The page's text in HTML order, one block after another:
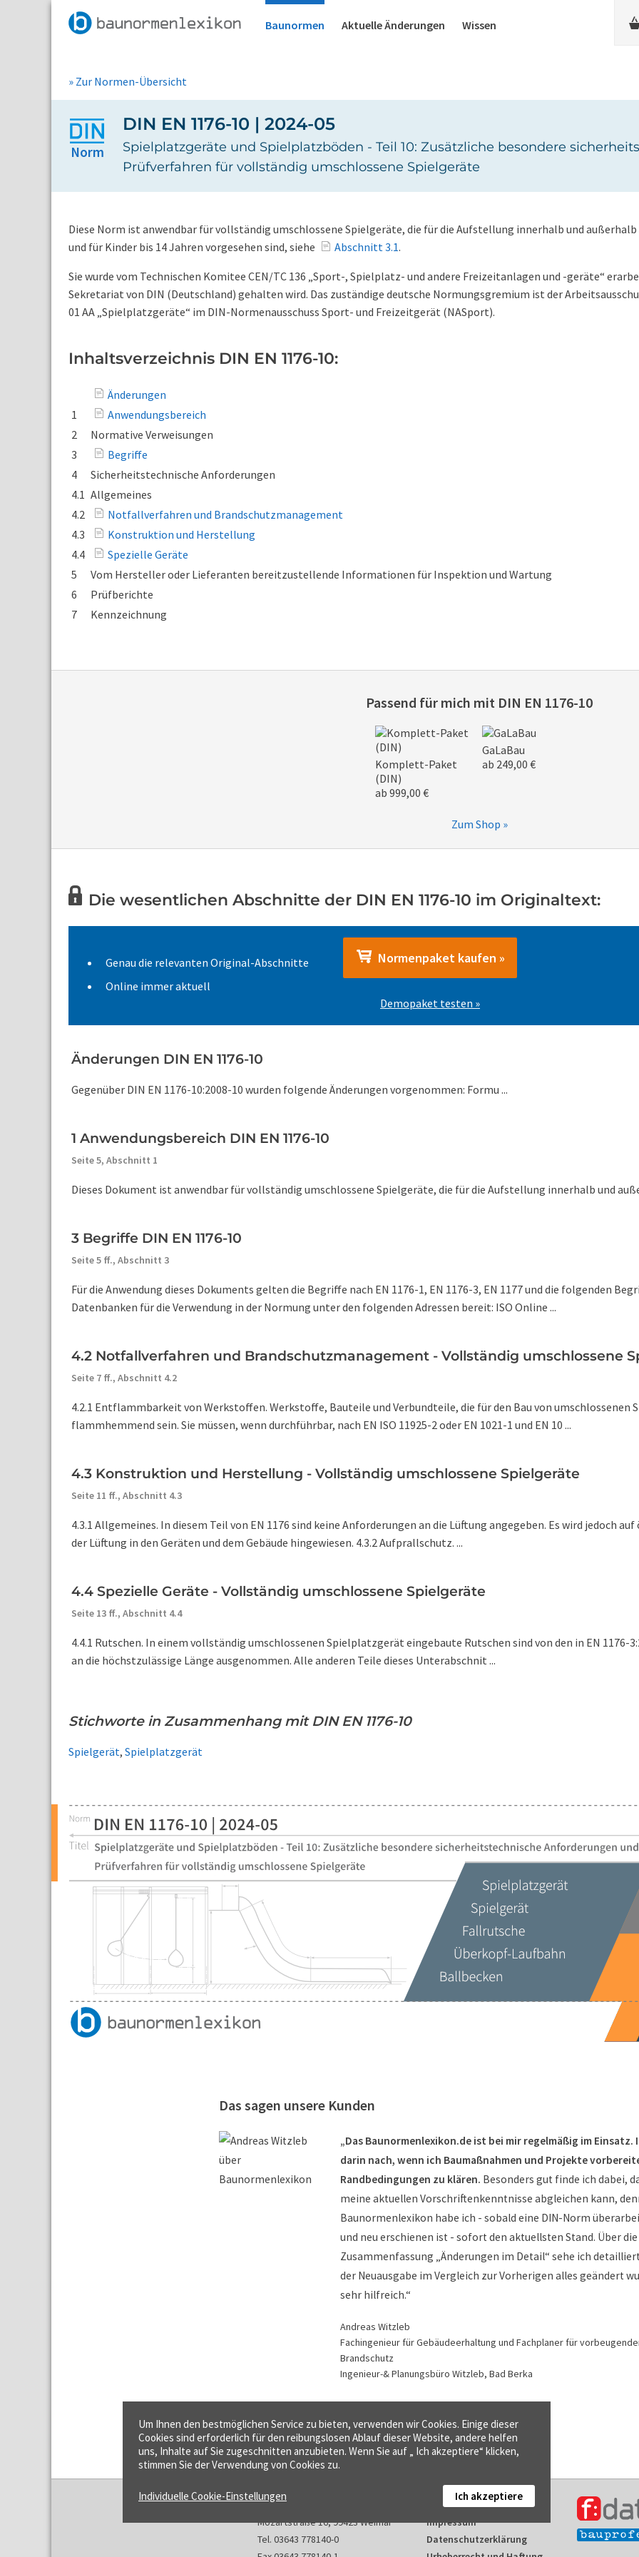
Baunormen Aktuelle Änderungen Wissen
» Zur Normen-Übersicht
Norm
DIN EN 1176-10 | 2024-05
Spielplatzgeräte und Spielplatzböden - Teil 10: Zusätzliche besondere
Prüfverfahren für vollständig umschlossene Spielgeräte
Diese Norm ist anwendbar für vollständig umschlossene Spielgeräte, die für die Aufstellung innerhalb und außerhalb
und für Kinder bis 14 Jahren vorgesehen sind, siehe
Abschnitt 3.1.
Sie wurde vom Technischen Komitee CEN/TC 136 „Sport-, Spielplatz- und andere Freizeitanlagen und -geräte“
Sekretariat von DIN (Deutschland) gehalten wird. Das zuständige deutsche Normungsgremium ist der
01 AA „Spielplatzgeräte“ im DIN-Normenausschuss Sport- und Freizeitgerät (NASport).
Inhaltsverzeichnis DIN EN 1176-10:
Änderungen
1
Anwendungsbereich
2
Normative Verweisungen
3
Begriffe
4
Sicherheitstechnische Anforderungen
4.1 Allgemeines
4.2
Notfallverfahren und Brandschutzmanagement
4.3
Konstruktion und Herstellung
4.4
Spezielle Geräte
5
Vom Hersteller oder Lieferanten bereitzustellende Informationen für Inspektion und Wartung
6
Prüfberichte
7
Kennzeichnung
Passend für mich mit DIN EN 1176-10
Komplett-Paket
(DIN)
ab 999,00 €
GaLaBau
ab 249,00 €
Zum Shop »
Die wesentlichen Abschnitte der DIN EN 1176-10 im Originaltext:
Genau die relevanten Original-Abschnitte
Online immer aktuell
Normenpaket kaufen »
Demopaket testen »
Änderungen DIN EN 1176-10
Gegenüber DIN EN 1176-10:2008-10 wurden folgende Änderungen vorgenommen: Formu ...
1 Anwendungsbereich DIN EN 1176-10
Seite 5, Abschnitt 1
Dieses Dokument ist anwendbar für vollständig umschlossene Spielgeräte, die für die Aufstellung innerhalb und
3 Begriffe DIN EN 1176-10
Seite 5 ff., Abschnitt 3
Für die Anwendung dieses Dokuments gelten die Begriffe nach EN 1176-1, EN 1176-3, EN 1177 und die folgenden
Datenbanken für die Verwendung in der Normung unter den folgenden Adressen bereit: ISO Online ...
4.2 Notfallverfahren und Brandschutzmanagement - Vollständig umschlossene
Seite 7 ff., Abschnitt 4.2
4.2.1 Entflammbarkeit von Werkstoffen. Werkstoffe, Bauteile und Verbundteile, die für den Bau von umschlossenen
flammhemmend sein. Sie müssen, wenn durchführbar, nach EN ISO 11925-2 oder EN 1021-1 und EN 10 ...
4.3 Konstruktion und Herstellung - Vollständig umschlossene Spielgeräte
Seite 11 ff., Abschnitt 4.3
4.3.1 Allgemeines. In diesem Teil von EN 1176 sind keine Anforderungen an die Lüftung angegeben. Es wird jedoch
der Lüftung in den Geräten und dem Gebäude hingewiesen. 4.3.2 Aufprallschutz. ...
4.4 Spezielle Geräte - Vollständig umschlossene Spielgeräte
Seite 13 ff., Abschnitt 4.4
4.4.1 Rutschen. In einem vollständig umschlossenen Spielplatzgerät eingebaute Rutschen sind von den in EN
an die höchstzulässige Länge ausgenommen. Alle anderen Teile dieses Unterabschnit ...
Stichworte in Zusammenhang mit DIN EN 1176-10
Spielgerät, Spielplatzgerät
Das sagen unsere Kunden
„Das Baunormenlexikon.de ist bei mir regelmäßig im Einsatz.
darin nach, wenn ich Baumaßnahmen und Projekte
Randbedingungen zu klären. Besonders gut finde ich dabei,
meine aktuellen Vorschriftenkenntnisse abgleichen kann,
Baunormenlexikon habe ich - sobald eine DIN-Norm
und neu erschienen ist - sofort den aktuellsten Stand. Über die
Zusammenfassung „Änderungen im Detail“ sehe ich
der Neuausgabe im Vergleich zur Vorherigen alles geändert
sehr hilfreich.“
Andreas Witzleb
Fachingenieur für Gebäudeerhaltung und Fachplaner für
Brandschutz
Ingenieur-& Planungsbüro Witzleb, Bad Berka
f:data GmbH
Mozartstraße 16, 99423 Weimar
Tel. 03643 778140-0
Kontakt
Impressum
Datenschutzerklärung
Um Ihnen den bestmöglichen Service zu bieten, verwenden wir Cookies. Einige dieser
Cookies sind erforderlich für den reibungslosen Ablauf dieser Website, andere helfen
uns, Inhalte auf Sie zugeschnitten anzubieten. Wenn Sie auf „ Ich akzeptiere“ klicken,
stimmen Sie der Verwendung von Cookies zu.
Individuelle Cookie-Einstellungen Ich akzeptiere